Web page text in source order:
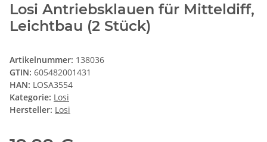
Losi Antriebsklauen für Mitteldiff,
Leichtbau (2 Stück)
Artikelnummer: 138036
GTIN: 605482001431
HAN: LOSA3554
Kategorie: Losi
Hersteller: Losi